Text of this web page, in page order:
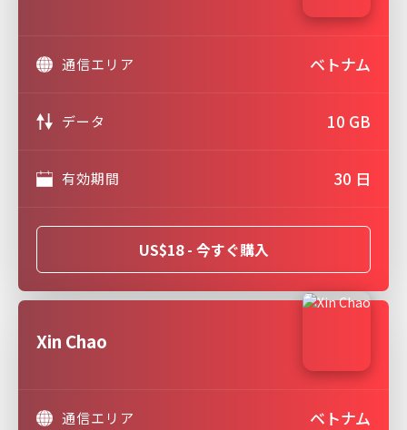
通信エリア ベトナム
データ 10 GB
有効期間 30 日
US$18 - 今すぐ購入
Xin Chao
通信エリア ベトナム